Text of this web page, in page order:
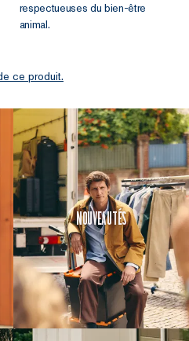
respectueuses du bien-être
animal.
ce produit.
Nouveautés